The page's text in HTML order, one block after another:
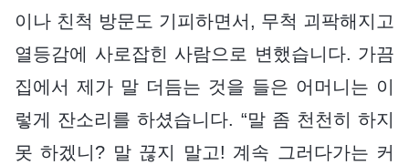
이나 친척 방문도 기피하면서, 무척 괴팍해지고
열등감에 사로잡힌 사람으로 변했습니다. 가끔
집에서 제가 말 더듬는 것을 들은 어머니는 이
렇게 잔소리를 하셨습니다. “말 좀 천천히 하지
못 하겠니? 말 끊지 말고! 계속 그러다가는 커